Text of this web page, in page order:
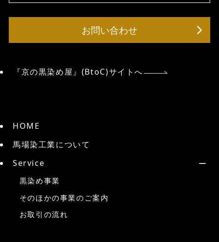
お問い合わせ
『京の黒染め屋』(BtoC)サイトへ
HOME
馬場染工業について
Service
黒染め事業
そのほかの事業のご案内
お取引の流れ